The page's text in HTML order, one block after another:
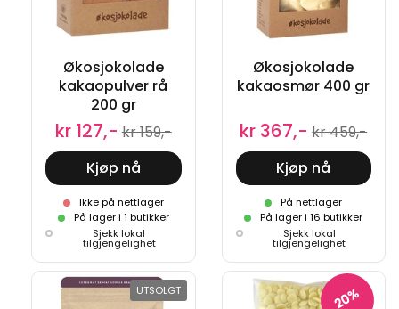
Økosjokolade
kakaopulver rå
200 gr
kr 127,- kr 159,-
Kjøp nå
Ikke på nettlager
På lager i 1 butikker
Sjekk lokal
tilgjengelighet
Økosjokolade
kakaosmør 400 gr
kr 367,- kr 459,-
Kjøp nå
På nettlager
På lager i 16 butikker
Sjekk lokal
tilgjengelighet
UTSOLGT 20%